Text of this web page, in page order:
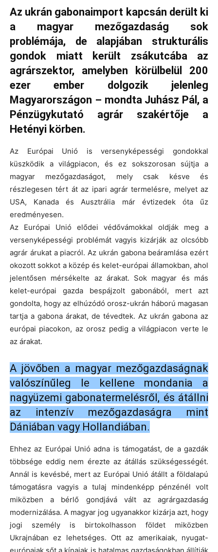
Az ukrán gabonaimport kapcsán derült ki
a magyar mezőgazdaság sok
problémája, de alapjában strukturális
gondok miatt került zsákutcába az
agrárszektor, amelyben körülbelül 200
ezer ember dolgozik jelenleg
Magyarországon – mondta Juhász Pál, a
Pénzügykutató agrár szakértője a
Hetényi körben.
Az Európai Unió is versenyképességi gondokkal
küszködik a világpiacon, és ez sokszorosan sújtja a
magyar mezőgazdaságot, mely csak késve és
részlegesen tért át az ipari agrár termelésre, melyet az
USA, Kanada és Ausztrália már évtizedek óta űz
eredményesen.
Az Európai Unió elődei védővámokkal oldják meg a
versenyképességi problémát vagyis kizárják az olcsóbb
agrár árukat a piacról. Az ukrán gabona beáramlása ezért
okozott sokkot a közép és kelet-európai államokban, ahol
jelentősen mérsékelte az árakat. Sok magyar és más
kelet-európai gazda bespájzolt gabonából, mert azt
gondolta, hogy az elhúzódó orosz-ukrán háború magasan
tartja a gabona árakat, de tévedtek. Az ukrán gabona az
európai piacokon, az orosz pedig a világpiacon verte le
az árakat.
A jövőben a magyar mezőgazdaságnak
valószínűleg le kellene mondania a
nagyüzemi gabonatermelésről, és átállni
az intenzív mezőgazdaságra mint
Dániában vagy Hollandiában.
Ehhez az Európai Unió adna is támogatást, de a gazdák
többsége eddig nem érezte az átállás szükségességét.
Annál is kevésbé, mert az Európai Unió átállt a földalapú
támogatásra vagyis a tulaj mindenképp pénzénél volt
miközben a bérlő gondjává vált az agrárgazdaság
modernizálása. A magyar jog ugyanakkor kizárja azt, hogy
jogi személy is birtokolhasson földet miközben
Ukrajnában ez lehetséges. Ott az amerikaiak, nyugat-